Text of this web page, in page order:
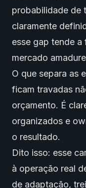
probabilidade de
claramente
esse gap tende
mercado
O que separa as
ficam travadas
orçamento. É
organizados e
o resultado.
Dito isso: esse
à operação real
de adaptação,